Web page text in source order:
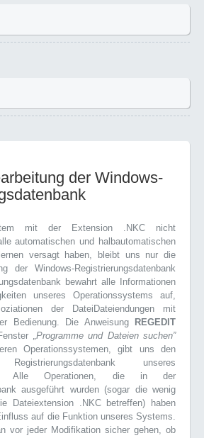
der Windows-
mit der Extension .NKC nicht
automatischen und halbautomatischen
versagt haben, bleibt uns nur die
der Windows-Registrierungsdatenbank
bewahrt alle Informationen
unseres Operationssystems auf,
der DateiDateiendungen mit
Bedienung. Die Anweisung
REGEDIT
„Programme und Dateien suchen”
Operationssystemen, gibt uns den
unseres
Alle Operationen, die in der
ausgeführt wurden (sogar die wenig
Dateiextension .NKC betreffen) haben
auf die Funktion unseres Systems.
vor jeder Modifikation sicher gehen, ob